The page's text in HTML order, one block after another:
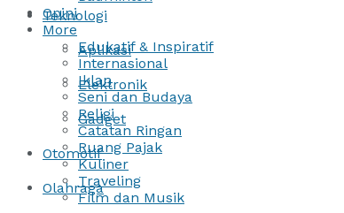
Teknologi
Aplikasi
Elektronik
Gadget
Otomotif
Olahraga
Opini
More
Edukatif & Inspiratif
Internasional
Iklan
Seni dan Budaya
Religi
Catatan Ringan
Ruang Pajak
Kuliner
Traveling
Film dan Musik